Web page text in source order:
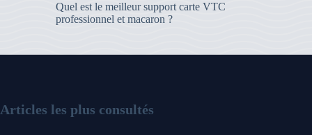
Quel est le meilleur support carte VTC
professionnel et macaron ?
Articles les plus consultés